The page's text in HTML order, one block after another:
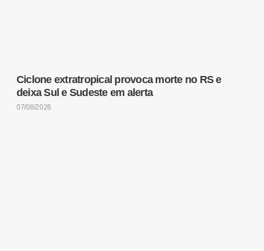
Ciclone extratropical provoca morte no RS e
deixa Sul e Sudeste em alerta
07/08/2026